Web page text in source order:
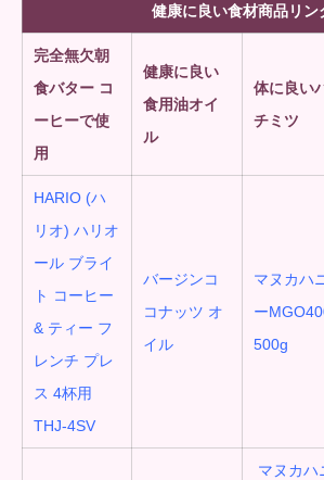
健康に良い食材商品リン
完全無欠朝
食バター コ
ーヒーで使
用
健康に良い
食用油オイ
ル
体に良い
チミツ
HARIO (ハ
リオ) ハリオ
ール ブライ
ト コーヒー
& ティー フ
レンチ プレ
ス 4杯用
THJ-4SV
バージンコ
コナッツ オ
イル
マヌカハ
ー
500g
マヌカハ